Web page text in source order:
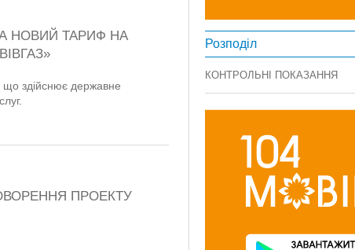
НОВИЙ ТАРИФ НА
що здійснює державне
ПРОЕКТУ
Розподіл
КОНТРОЛЬНІ ПОКАЗАННЯ